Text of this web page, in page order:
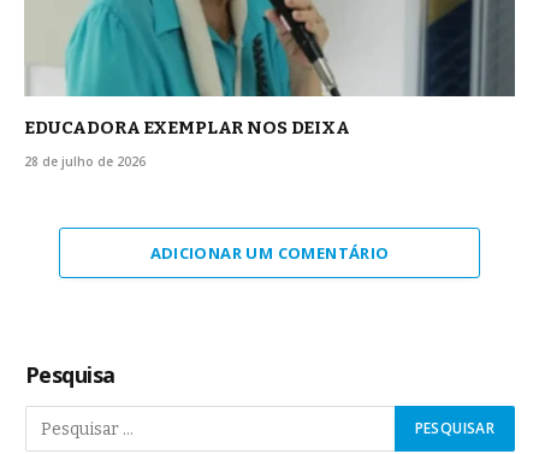
EDUCADORA EXEMPLAR NOS DEIXA
28 de julho de 2026
ADICIONAR UM COMENTÁRIO
Pesquisa